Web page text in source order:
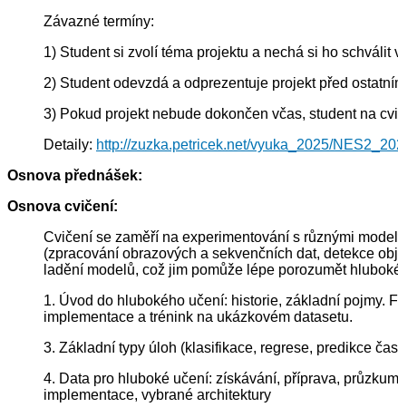
Závazné termíny:
1) Student si zvolí téma projektu a nechá si ho schválit
2) Student odevzdá a odprezentuje projekt před
3) Pokud projekt nebude dokončen včas, student na
Detaily: http://zuzka.petricek.net/vyuka_2025/
Osnova přednášek:
Osnova cvičení:
Cvičení se zaměří na experimentování s různými
(zpracování obrazových a sekvenčních dat, detekce
ladění modelů, což jim pomůže lépe porozumět
1. Úvod do hlubokého učení: historie, základní pojmy.
implementace a trénink na ukázkovém datasetu.
3. Základní typy úloh (klasifikace, regrese, predikce
4. Data pro hluboké učení: získávání, příprava,
implementace, vybrané architektury